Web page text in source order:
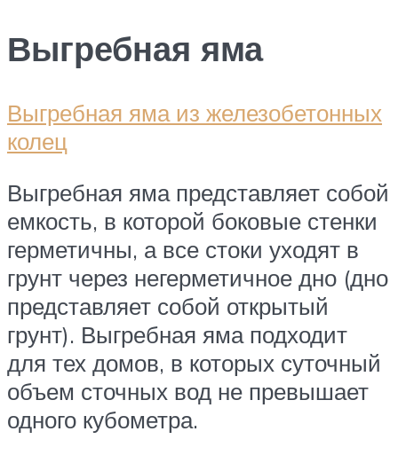
Выгребная яма
Выгребная яма из железобетонных
колец
Выгребная яма представляет собой
емкость, в которой боковые стенки
герметичны, а все стоки уходят в
грунт через негерметичное дно (дно
представляет собой открытый
грунт). Выгребная яма подходит
для тех домов, в которых суточный
объем сточных вод не превышает
одного кубометра.